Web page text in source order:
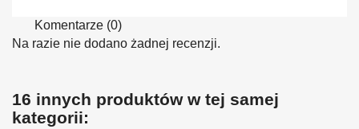
Komentarze (0)
Na razie nie dodano żadnej recenzji.
16 innych produktów w tej samej
kategorii: